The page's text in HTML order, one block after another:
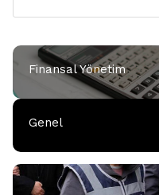
Finansal Yönetim
Genel